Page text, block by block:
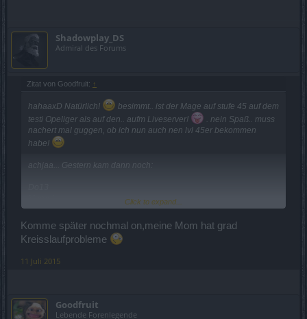
Shadowplay_DS
Admiral des Forums
Zitat von Goodfruit: ↑
hahaaxD Natürlich!
besimmt.. ist der Mage auf stufe 45 auf dem
testi Opeliger als auf den.. aufm Liveserver!
. nein Spaß.. muss
nachert mal guggen, ob ich nun auch nen lvl 45er bekommen
habe!
achjaa... Gestern kam dann noch:
Killer (lvl 40)
hat sich extra hochgelvlt!
Der neue... ehh.. der hat gestern auch novh 2 lvl ups gemacht..
extra für diese Gilde
Und es wird noch ein lvl 41er in die Gilde kommen!
Und jez zurück zum eigendlichen.. wie sind die Stats?!
Click to expand...
Komme später nochmal on,meine Mom hat grad
Kreisslaufprobleme
11 Juli 2015
Goodfruit
Lebende Forenlegende